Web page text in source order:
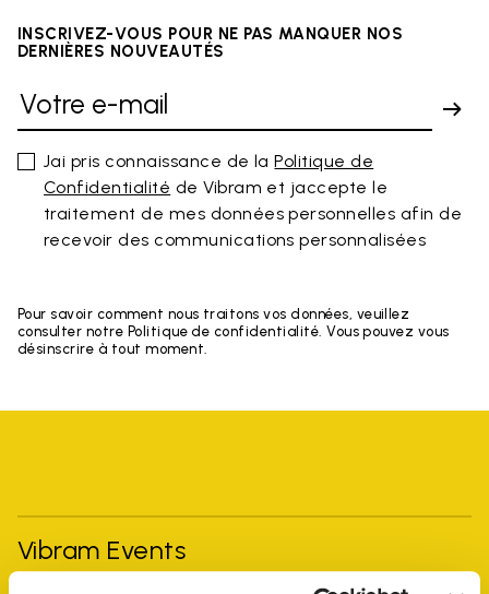
INSCRIVEZ-VOUS POUR NE PAS MANQUER NOS
DERNIÈRES NOUVEAUTÉS
Jai pris connaissance de laPolitique de
Confidentialité de Vibram et jaccepte le
traitement de mes données personnelles afin de
recevoir des communications personnalisées
Pour savoir comment nous traitons vos données, veuillez
consulter notre Politique de confidentialité. Vous pouvez vous
désinscrire à tout moment.
Vibram Events